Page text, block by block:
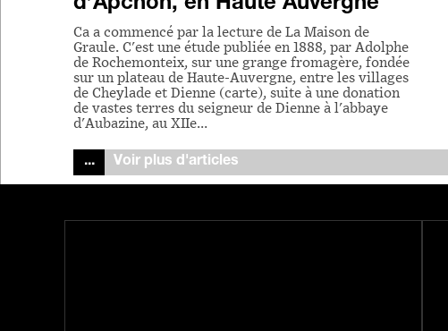
d’Apchon, en Haute Auvergne
Ca a commencé par la lecture de La Maison de
Graule. C'est une étude publiée en 1888, par Adolphe
de Rochemonteix, sur une grange fromagère, fondée
sur un plateau de Haute-Auvergne, entre les villages
de Cheylade et Dienne (carte), suite à une donation
de vastes terres du seigneur de Dienne à l'abbaye
d'Aubazine, au XIIe…
Voir plus d'articles